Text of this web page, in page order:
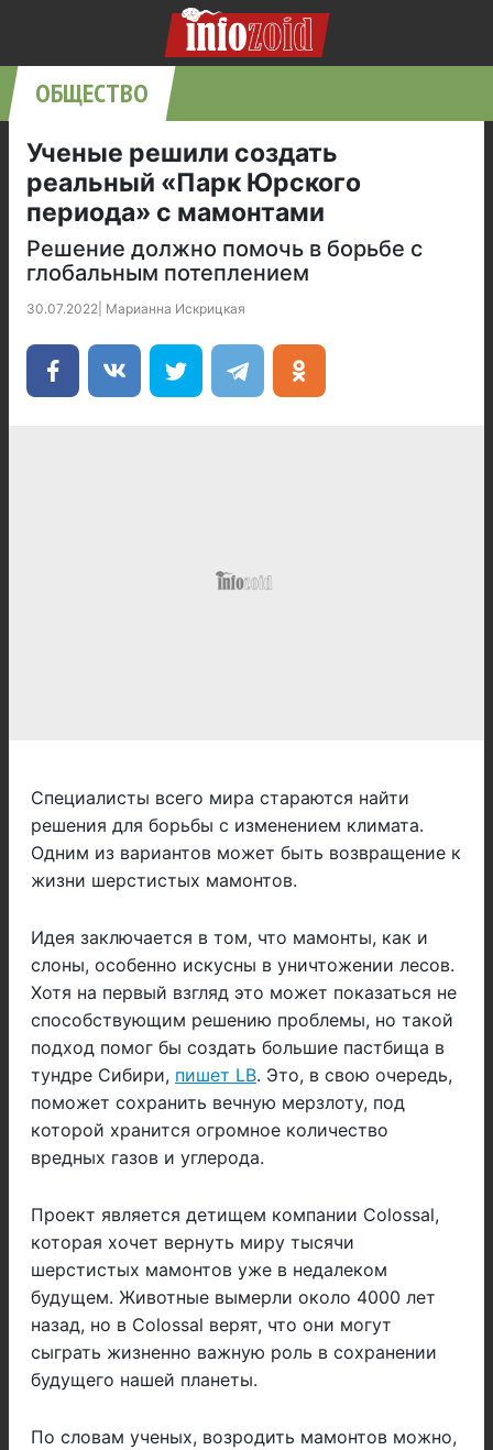
ОБЩЕСТВО
Ученые решили создать
реальный «Парк Юрского
периода» с мамонтами
Решение должно помочь в борьбе с
глобальным потеплением
30.07.2022 Марианна Искрицкая
Специалисты всего мира стараются найти
решения для борьбы с изменением климата.
Одним из вариантов может быть возвращение к
жизни шерстистых мамонтов.
Идея заключается в том, что мамонты, как и
слоны, особенно искусны в уничтожении лесов.
Хотя на первый взгляд это может показаться не
способствующим решению проблемы, но такой
подход помог бы создать большие пастбища в
тундре Сибири, пишет LB. Это, в свою очередь,
поможет сохранить вечную мерзлоту, под
которой хранится огромное количество
вредных газов и углерода.
Проект является детищем компании Colossal,
которая хочет вернуть миру тысячи
шерстистых мамонтов уже в недалеком
будущем. Животные вымерли около 4000 лет
назад, но в Colossal верят, что они могут
сыграть жизненно важную роль в сохранении
будущего нашей планеты.
По словам ученых, возродить мамонтов можно,